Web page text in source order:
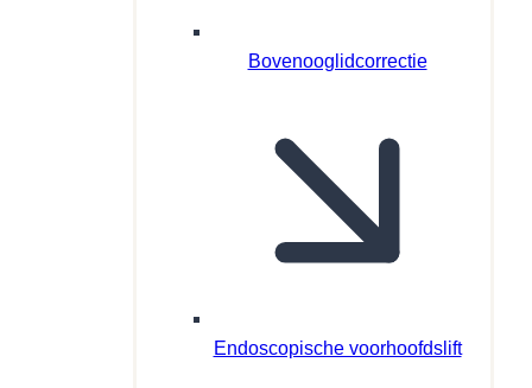
Bovenooglidcorrectie
Endoscopische voorhoofdslift